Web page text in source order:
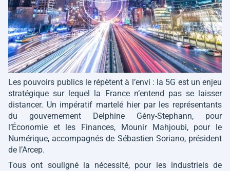
Les pouvoirs publics le répètent à l’envi : la 5G est un enjeu
stratégique sur lequel la France n’entend pas se laisser
distancer. Un impératif martelé hier par les représentants
du gouvernement Delphine Gény-Stephann, pour
l’Économie et les Finances, Mounir Mahjoubi, pour le
Numérique, accompagnés de Sébastien Soriano, président
de l’Arcep.
Tous ont souligné la nécessité, pour les industriels de